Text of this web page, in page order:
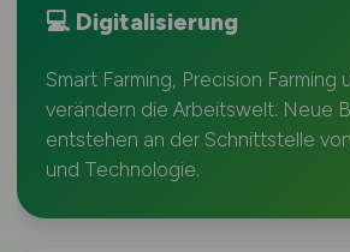
💻 Digitalisierung
Smart Farming, Precision Farming
verändern die Arbeitswelt. Neue
entstehen an der Schnittstelle
und Technologie.